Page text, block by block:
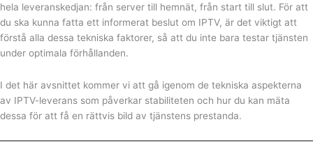
hela leveranskedjan: från server till hemnät, från start till slut. För att
du ska kunna fatta ett informerat beslut om IPTV, är det viktigt att
förstå alla dessa tekniska faktorer, så att du inte bara testar tjänsten
under optimala förhållanden.
I det här avsnittet kommer vi att gå igenom de tekniska aspekterna
av IPTV-leverans som påverkar stabiliteten och hur du kan mäta
dessa för att få en rättvis bild av tjänstens prestanda.